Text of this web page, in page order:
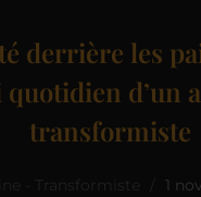
derrière les
d’un
transformiste
1